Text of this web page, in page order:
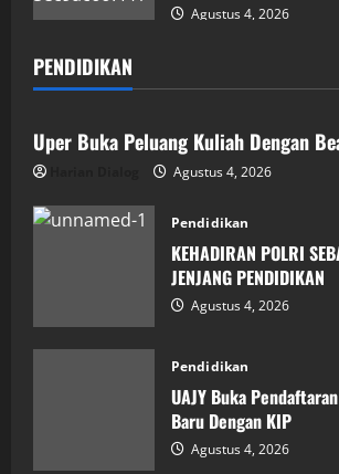
Agustus 4, 2026
PENDIDIKAN
Pendidikan
Uper Buka Peluang Kuliah Dengan
Agustus 4, 2026
Pendidikan
KEHADIRAN POLRI
JENJANG PENDIDIKAN
Agustus 4, 2026
Pendidikan
UAJY Buka
Baru Dengan KIP
Agustus 4, 2026